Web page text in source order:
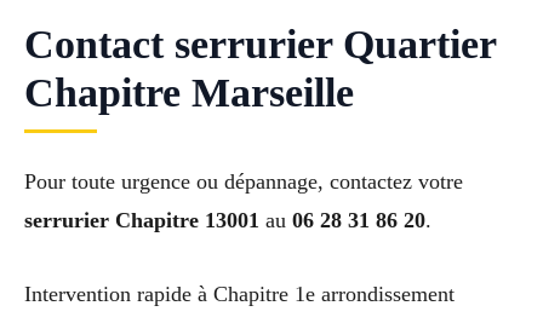
Contact serrurier Quartier
Chapitre Marseille
Pour toute urgence ou dépannage, contactez votre
serrurier Chapitre 13001 au 06 28 31 86 20.
Intervention rapide à Chapitre 1e arrondissement